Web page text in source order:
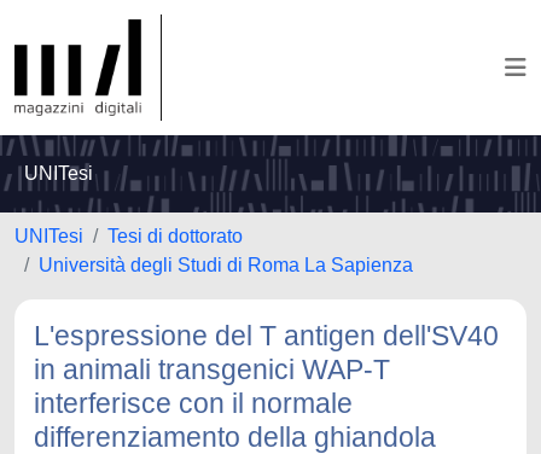
UNITesi
UNITesi
Tesi di dottorato
Università degli Studi di Roma La Sapienza
L'espressione del T antigen dell'SV40
in animali transgenici WAP-T
interferisce con il normale
differenziamento della ghiandola